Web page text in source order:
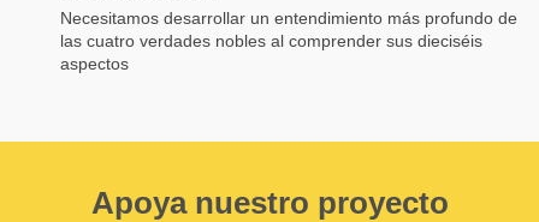
Necesitamos desarrollar un entendimiento más profundo de
las cuatro verdades nobles al comprender sus dieciséis
aspectos
Apoya nuestro proyecto